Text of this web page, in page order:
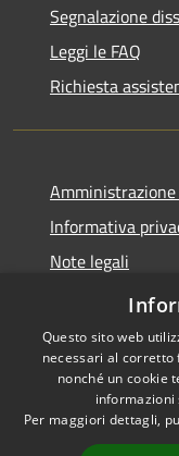
Segnalazione
Leggi le FAQ
Richiesta
Informativa
Note legali
Dichiarazione di
Accessibilità
Questo sito web
necessari al corretto
nonché un cookie
informazioni
Per maggiori dettagli,